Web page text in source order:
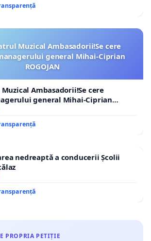
Muzical Ambasadorii!Se cere
general Mihai-Ciprian
ROGOJAN
Ambasadorii!Se cere
general Mihai-Ciprian
nedreaptă a conducerii Școlii
PROPRIA PETIȚIE